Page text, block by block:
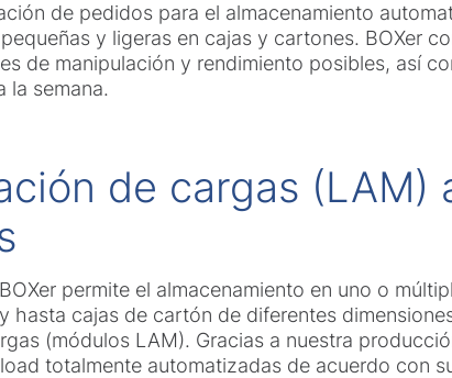
de pedidos para el almacenamiento
y ligeras en cajas y cartones. BOXer
de manipulación y rendimiento posibles, así
la semana.
de cargas (LAM)
permite el almacenamiento en uno o
hasta cajas de cartón de diferentes
(módulos LAM). Gracias a nuestra
totalmente automatizadas de acuerdo con